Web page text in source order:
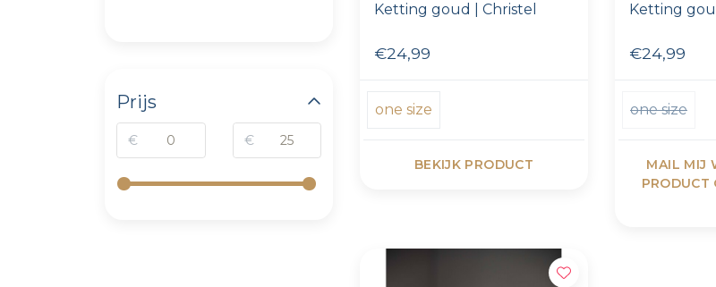
Ketting goud | Christel
€24,99
one size
BEKIJK PRODUCT
Ketting
€24,99
one size
MAIL MIJ
PRODUCT
Prijs
€ €